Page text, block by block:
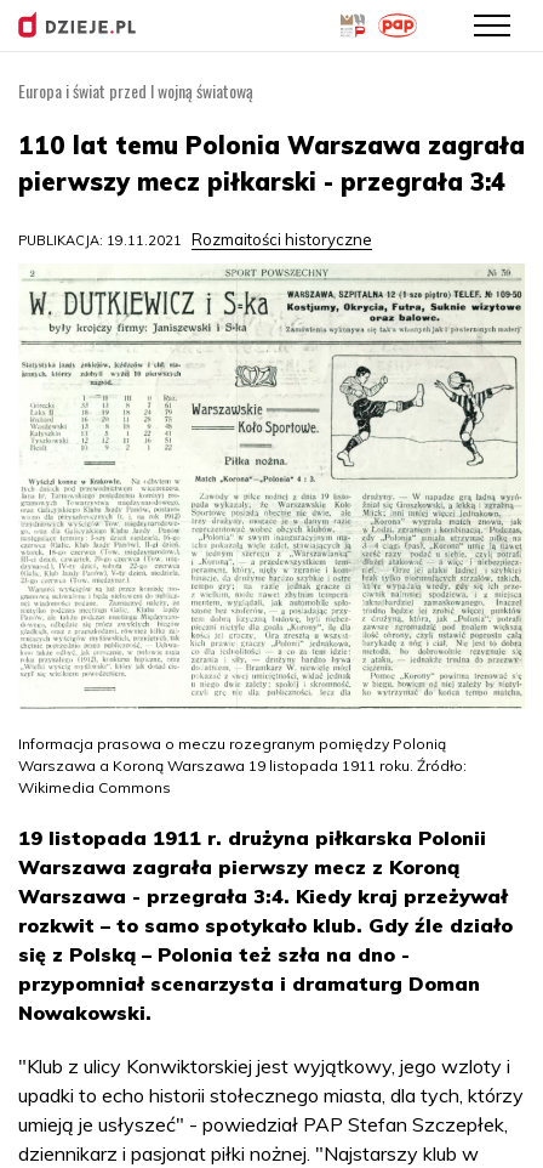
treści
Europa i świat przed I wojną światową
110 lat temu Polonia Warszawa zagrała
pierwszy mecz piłkarski - przegrała 3:4
PUBLIKACJA: 19.11.2021 Rozmaitości historyczne
Informacja prasowa o meczu rozegranym pomiędzy Polonią
Warszawa a Koroną Warszawa 19 listopada 1911 roku. Źródło:
Wikimedia Commons
19 listopada 1911 r. drużyna piłkarska Polonii
Warszawa zagrała pierwszy mecz z Koroną
Warszawa - przegrała 3:4. Kiedy kraj przeżywał
rozkwit – to samo spotykało klub. Gdy źle działo
się z Polską – Polonia też szła na dno -
przypomniał scenarzysta i dramaturg Doman
Nowakowski.
"Klub z ulicy Konwiktorskiej jest wyjątkowy, jego wzloty i
upadki to echo historii stołecznego miasta, dla tych, którzy
umieją je usłyszeć" - powiedział PAP Stefan Szczepłek,
dziennikarz i pasjonat piłki nożnej. "Najstarszy klub w